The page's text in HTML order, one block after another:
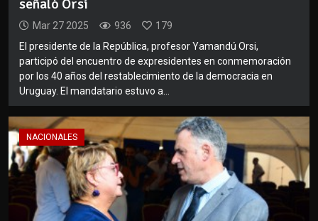
señaló Orsi
Mar 27 2025 936
179
El presidente de la República, profesor Yamandú Orsi,
participó del encuentro de expresidentes en conmemoración
por los 40 años del restablecimiento de la democracia en
Uruguay. El mandatario estuvo a...
NACIONALES